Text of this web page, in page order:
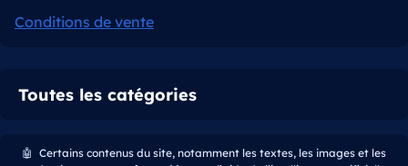
Conditions de vente
Toutes les catégories
🤖 Certains contenus du site, notamment les textes, les images et les